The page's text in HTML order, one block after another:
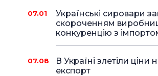
07.01
Українські сировари
скороченням
конкуренцію з
07.08
В Україні злетіли ціни
експорт